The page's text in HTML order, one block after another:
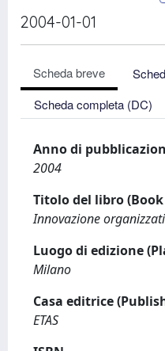
2004-01-01
Scheda breve
Scheda completa (DC)
Anno di
2004
Titolo del libro
Innovazione
Luogo di edizione
Milano
Casa editrice
ETAS